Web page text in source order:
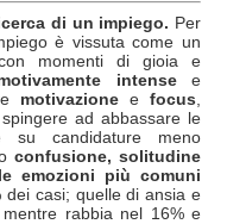
di un impiego. Per
è vissuta come un
momenti di gioia e
intensee
motivazioneefocus
ad abbassare le
su candidature meno
confusione, solitudine
emozioni più comuni
dei casi; quelle di ansia e
rabbia nel 16% e